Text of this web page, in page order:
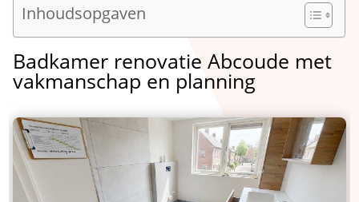
Inhoudsopgaven
Badkamer renovatie Abcoude met
vakmanschap en planning